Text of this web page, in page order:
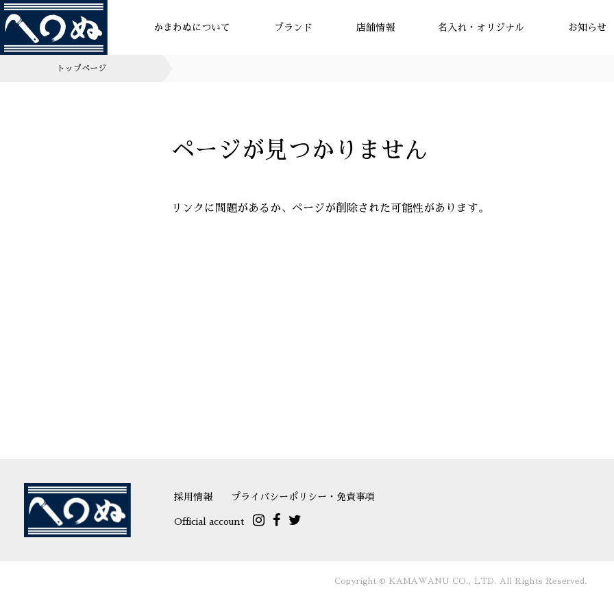
かまわぬについて ブランド 店舗情報 名入れ・オリジナル お知らせ
トップページ
ページが見つかりません
リンクに問題があるか、ページが削除された可能性があります。
採用情報 プライバシーポリシー・免責事項
Official account
Copyright © KAMAWANU CO., LTD. All Rights Reserved.